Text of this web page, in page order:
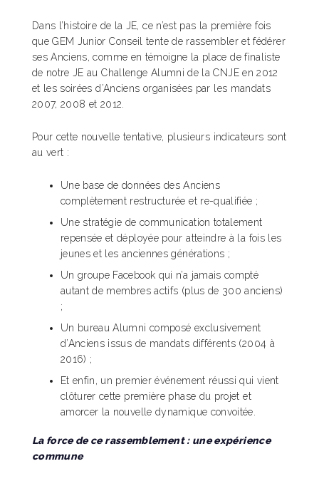
Dans l’histoire de la JE, ce n’est pas la première fois
que GEM Junior Conseil tente de rassembler et fédérer
ses Anciens, comme en témoigne la place de finaliste
de notre JE au Challenge Alumni de la CNJE en 2012
et les soirées d’Anciens organisées par les mandats
2007, 2008 et 2012.
Pour cette nouvelle tentative, plusieurs indicateurs sont
au vert :
Une base de données des Anciens
complètement restructurée et re-qualifiée ;
Une stratégie de communication totalement
repensée et déployée pour atteindre à la fois les
jeunes et les anciennes générations ;
Un groupe Facebook qui n’a jamais compté
autant de membres actifs (plus de 300 anciens)
;
Un bureau Alumni composé exclusivement
d’Anciens issus de mandats différents (2004 à
2016) ;
Et enfin, un premier événement réussi qui vient
clôturer cette première phase du projet et
amorcer la nouvelle dynamique convoitée.
La force de ce rassemblement : une expérience
commune